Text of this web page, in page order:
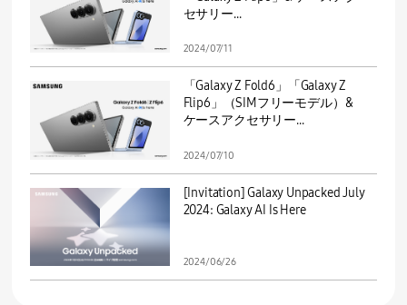
セサリー...
2024/07/11
「Galaxy Z Fold6」「Galaxy Z
Flip6」（SIMフリーモデル）&
ケースアクセサリー...
2024/07/10
[Invitation] Galaxy Unpacked July
2024: Galaxy AI Is Here
2024/06/26